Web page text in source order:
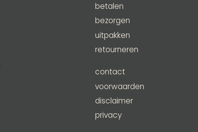
betalen
bezorgen
uitpakken
retourneren
contact
voorwaarden
disclaimer
privacy